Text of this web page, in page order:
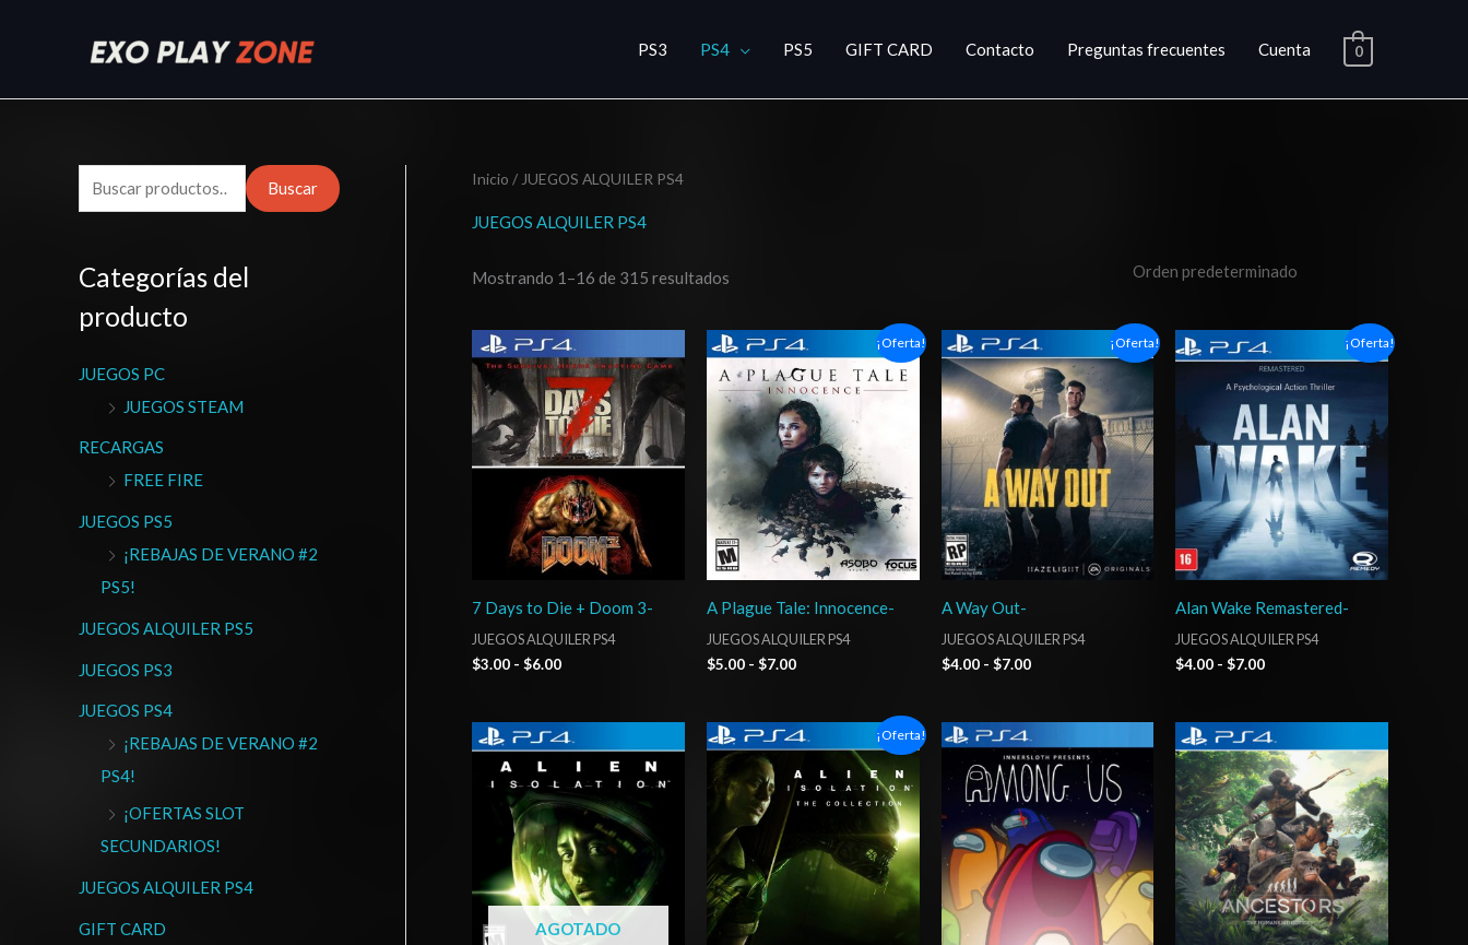
PS3 PS4 PS5 GIFT CARD Contacto Preguntas frecuentes Cuenta 0
u
c
a
p
r
Buscar
Categorías del
producto
JUEGOS PC
JUEGOS STEAM
RECARGAS
FREE FIRE
JUEGOS PS5
¡REBAJAS DE VERANO #2
PS5!
JUEGOS ALQUILER PS5
JUEGOS PS3
JUEGOS PS4
¡REBAJAS DE VERANO #2
PS4!
¡OFERTAS SLOT
SECUNDARIOS!
JUEGOS ALQUILER PS4
GIFT CARD
Inicio / JUEGOS ALQUILER PS4
JUEGOS ALQUILER PS4
Mostrando 1–16 de 315 resultados
7 Days to Die + Doom 3-
JUEGOS ALQUILER PS4
$3.00 - $6.00
Rango
de
precios:
desde
$3.00
hasta
$6.00
¡Oferta!
A Plague Tale: Innocence-
JUEGOS ALQUILER PS4
$5.00 - $7.00
Rango
de
precios:
desde
$5.00
hasta
$7.00
¡Oferta!
A Way Out-
JUEGOS ALQUILER PS4
$4.00 - $7.00
Rango
de
precios:
desde
$4.00
hasta
$7.00
¡Oferta!
Alan Wake Remastered-
JUEGOS ALQUILER PS4
$4.00 - $7.00
Rango
de
precios:
desde
$4.00
hasta
$7.00
AGOTADO
Rango
de
precios:
desde
$4.00
hasta
$7.00
¡Oferta!
Rango
de
precios:
desde
$5.00
$7.00
de
precios:
desde
$2.00
hasta
$4.00
Rango
de
precios:
desde
$4.00
hasta
$7.00